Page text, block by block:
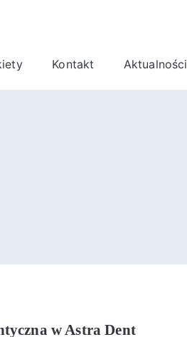
Kontakt Aktualności
w Astra Dent